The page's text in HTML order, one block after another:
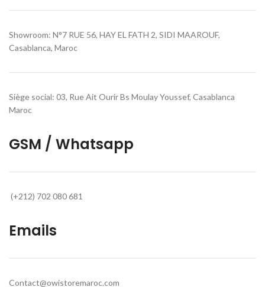
Showroom: N°7 RUE 56, HAY EL FATH 2, SIDI MAAROUF,
Casablanca, Maroc
Siège social: 03, Rue Ait Ourir Bs Moulay Youssef, Casablanca
Maroc
GSM / Whatsapp
(+212) 702 080 681
Emails
Contact@owistoremaroc.com